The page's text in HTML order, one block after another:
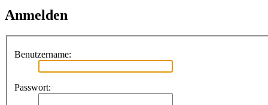
Anmelden
Benutzername:
Passwort: